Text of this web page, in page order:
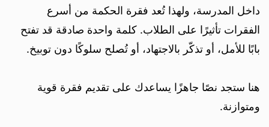
داخل المدرسة، ولهذا تُعد فقرة الحكمة من أسرع
الفقرات تأثيرًا على الطلاب. كلمة واحدة صادقة قد تفتح
بابًا للأمل، أو تذكّر بالاجتهاد، أو تُصلح سلوكًا دون توبيخ.
هنا ستجد نصًا جاهزًا يساعدك على تقديم فقرة قوية
ومتوازنة.